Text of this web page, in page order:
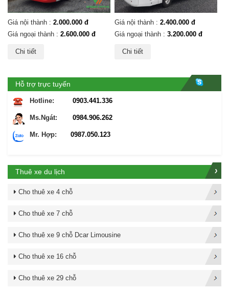
Giá nội thành : 2.000.000 đ
Giá ngoại thành : 2.600.000 đ
Chi tiết
Giá nội thành : 2.400.000 đ
Giá ngoại thành : 3.200.000 đ
Chi tiết
Hỗ trợ trực tuyến
Hotline: 0903.441.336
Ms.Ngát: 0984.906.262
Mr. Hợp: 0987.050.123
Thuê xe du lịch
Cho thuê xe 4 chỗ
Cho thuê xe 7 chỗ
Cho thuê xe 9 chỗ Dcar Limousine
Cho thuê xe 16 chỗ
Cho thuê xe 29 chỗ